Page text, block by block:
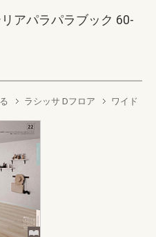
アパラパラブック 60-
ラシッサ Dフロア
ワイド